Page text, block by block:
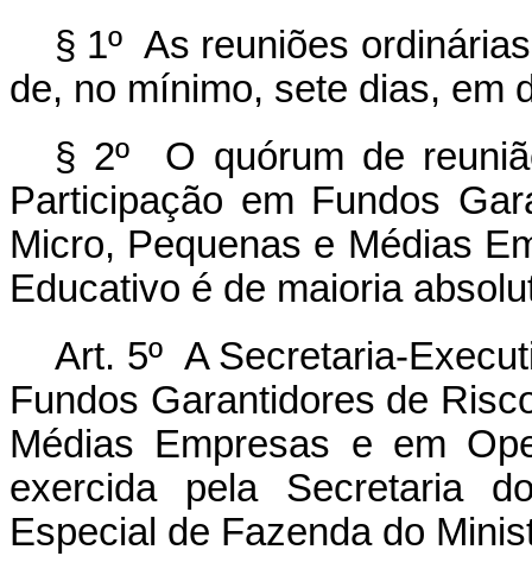
§ 1º As reuniões
de, no mínimo, sete dias, em
§ 2º O quórum de
Participação em Fundos
Micro, Pequenas e Médias
Educativo é de maioria
Art. 5º A Secretaria-
Fundos Garantidores de
Médias Empresas e em
exercida pela Secretaria
Especial de Fazenda do